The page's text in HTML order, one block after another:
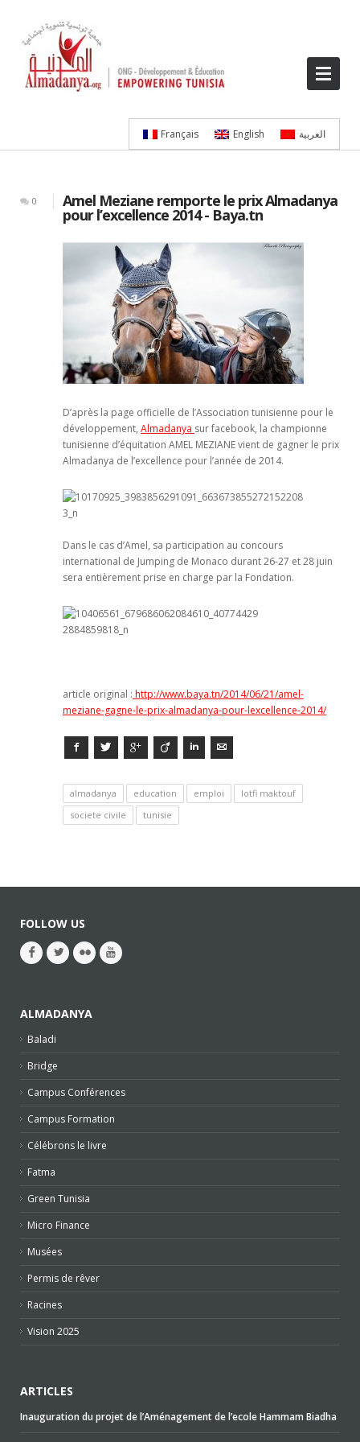
Français English العربية
0 Amel Meziane remporte le prix Almadanya
pour l’excellence 2014 - Baya.tn
D’après la page officielle de l’Association tunisienne pour le
développement, Almadanya sur facebook, la championne
tunisienne d’équitation AMEL MEZIANE vient de gagner le prix
Almadanya de l’excellence pour l’année de 2014.
Dans le cas d’Amel, sa participation au concours
international de Jumping de Monaco durant 26-27 et 28 juin
sera entièrement prise en charge par la Fondation.
article original : http://www.baya.tn/2014/06/21/amel-
meziane-gagne-le-prix-almadanya-pour-lexcellence-2014/
Facebook TwitterGoogle+ ViadeoLinkedInE-mail
almadanya education emploi
lotfi maktouf
societe civile
tunisie
FOLLOW US
ALMADANYA
Baladi
Bridge
Campus Conférences
Campus Formation
Célébrons le livre
Fatma
Green Tunisia
Micro Finance
Musées
Permis de rêver
Racines
Vision 2025
ARTICLES
Inauguration du projet de l’Aménagement de l’ecole Hammam Biadha